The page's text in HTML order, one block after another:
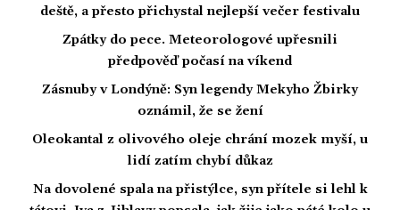
deště, a přesto přichystal nejlepší večer festivalu
Zpátky do pece. Meteorologové upřesnili
předpověď počasí na víkend
Zásnuby v Londýně: Syn legendy Mekyho Žbirky
oznámil, že se žení
Oleokantal z olivového oleje chrání mozek myší, u
lidí zatím chybí důkaz
Na dovolené spala na přistýlce, syn přítele si lehl k